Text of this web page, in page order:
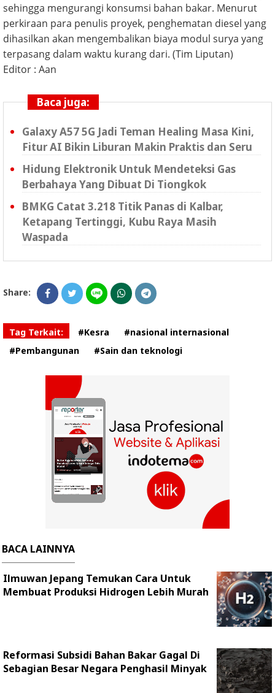
sehingga mengurangi konsumsi bahan bakar. Menurut
perkiraan para penulis proyek, penghematan diesel yang
dihasilkan akan mengembalikan biaya modul surya yang
terpasang dalam waktu kurang dari. (Tim Liputan)
Editor : Aan
Baca juga:
Galaxy A57 5G Jadi Teman Healing Masa Kini,
Fitur AI Bikin Liburan Makin Praktis dan Seru
Hidung Elektronik Untuk Mendeteksi Gas
Berbahaya Yang Dibuat Di Tiongkok
BMKG Catat 3.218 Titik Panas di Kalbar,
Ketapang Tertinggi, Kubu Raya Masih
Waspada
Share:
Tag Terkait: #Kesra
#nasional internasional
#Pembangunan
#Sain dan teknologi
BACA LAINNYA
Ilmuwan Jepang Temukan Cara Untuk
Membuat Produksi Hidrogen Lebih Murah
Reformasi Subsidi Bahan Bakar Gagal Di
Sebagian Besar Negara Penghasil Minyak